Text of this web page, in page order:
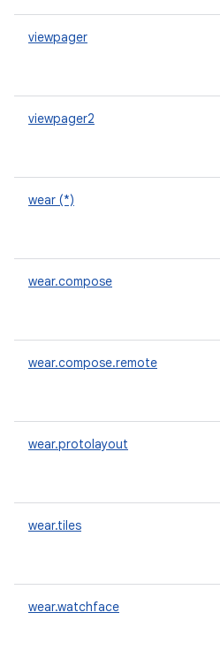
viewpager
viewpager2
wear (*)
wear.compose
wear.compose.remote
wear.protolayout
wear.tiles
wear.watchface